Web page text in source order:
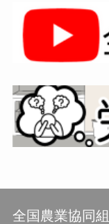
全国農業協同